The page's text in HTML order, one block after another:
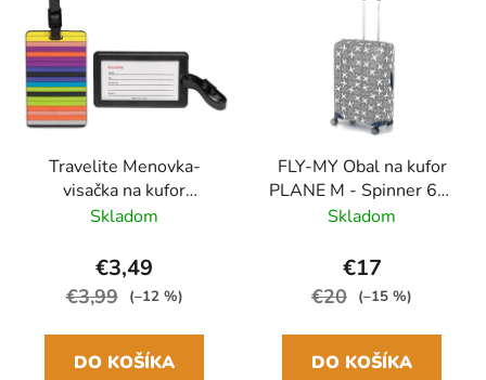
Travelite Menovka-
visačka na kufor
Multicolor Stripes
Skladom
€3,49
€3,99 (–12 %)
DO KOŠÍKA
FLY-MY Obal na kufor
PLANE M - Spinner 60-
70 cm Šedý
Skladom
€17
€20 (–15 %)
DO KOŠÍKA